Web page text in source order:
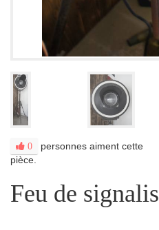
0
personnes aiment cette
pièce.
Feu de